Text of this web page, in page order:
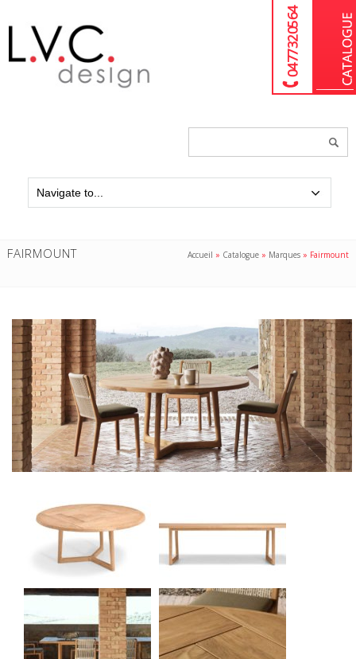
04 77 32 05 64
FAIRMOUNT Accueil » Catalogue » Marques » Fairmount